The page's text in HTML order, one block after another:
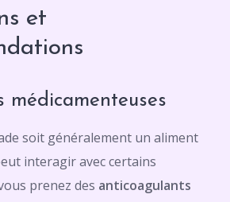
et
médicamenteuses
soit généralement un aliment
interagir avec certains
prenez des anticoagulants